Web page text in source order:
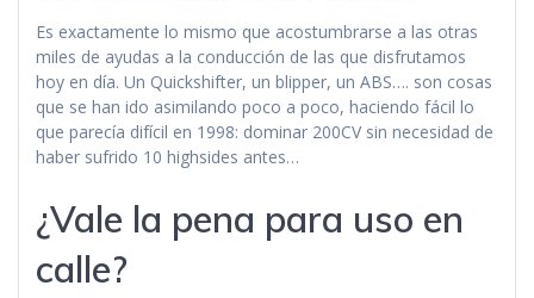
Es exactamente lo mismo que acostumbrarse a las otras
miles de ayudas a la conducción de las que disfrutamos
hoy en día. Un Quickshifter, un blipper, un ABS…. son cosas
que se han ido asimilando poco a poco, haciendo fácil lo
que parecía difícil en 1998: dominar 200CV sin necesidad de
haber sufrido 10 highsides antes…
¿Vale la pena para uso en
calle?